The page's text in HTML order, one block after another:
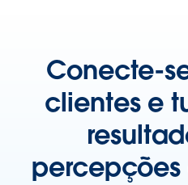
Conecte-
clientes e